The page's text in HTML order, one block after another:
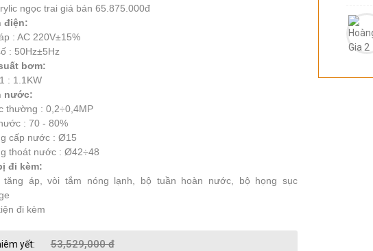
ngọc trai giá bán 65.875.000đ
điện:
: AC 220V±15%
: 50Hz±5Hz
bơm:
: 1.1KW
nước:
thường : 0,2÷0,4MP
: 70 - 80%
cấp nước : Ø15
thoát nước : Ø42÷48
đi kèm:
tăng áp, vòi tắm nóng lạnh, bộ tuần hoàn nước, bộ họng sục
đi kèm
yết: 53,529,000 đ